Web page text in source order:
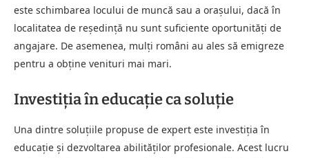
este schimbarea locului de muncă sau a orașului, dacă în
localitatea de reședință nu sunt suficiente oportunități de
angajare. De asemenea, mulți români au ales să emigreze
pentru a obține venituri mai mari.
Investiția în educație ca soluție
Una dintre soluțiile propuse de expert este investiția în
educație și dezvoltarea abilităților profesionale. Acest lucru